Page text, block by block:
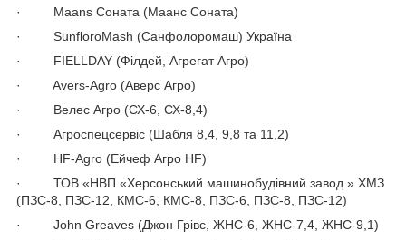
· Maans Соната (Маанс Соната)
· SunfloroMash (Санфолоромаш) Україна
· FIELLDAY (Філдей, Агрегат Агро)
· Avers-Agro (Аверс Агро)
· Велес Агро (СХ-6, СХ-8,4)
· Агроспецсервіс (Шабля 8,4, 9,8 та 11,2)
· HF-Agro (Ейчеф Агро HF)
· ТОВ «НВП «Херсонський машинобудівний завод » ХМЗ
(ПЗС-8, ПЗС-12, КМС-6, КМС-8, ПЗС-6, ПЗС-8, ПЗС-12)
· John Greaves (Джон Грівс, ЖНС-6, ЖНС-7,4, ЖНС-9,1)